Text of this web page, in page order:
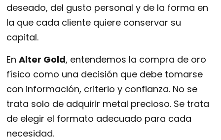
deseado, del gusto personal y de la forma en
la que cada cliente quiere conservar su
capital.
EnAlter Gold, entendemos la compra de oro
físico como una decisión que debe tomarse
con información, criterio y confianza. No se
trata solo de adquirir metal precioso. Se trata
de elegir el formato adecuado para cada
necesidad.